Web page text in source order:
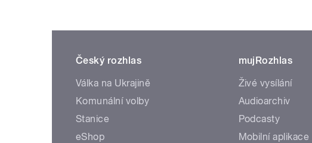
Český rozhlas
Válka na Ukrajině
Komunální volby
Stanice
eShop
mujRozhlas
Živé vysílání
Audioarchiv
Podcasty
Mobilní aplikace